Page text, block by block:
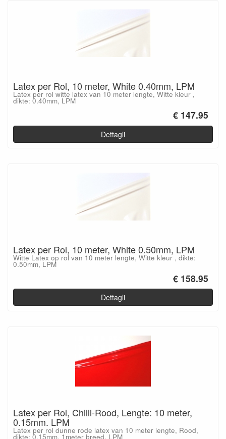
Latex per Rol, 10 meter, White 0.40mm, LPM
Latex per rol witte latex van 10 meter lengte, Witte kleur ,
dikte: 0.40mm, LPM
€ 147.95
Dettagli
Latex per Rol, 10 meter, White 0.50mm, LPM
Witte Latex op rol van 10 meter lengte, Witte kleur , dikte:
0.50mm, LPM
€ 158.95
Dettagli
Latex per Rol, Chilli-Rood, Lengte: 10 meter,
0.15mm. LPM
Latex per rol dunne rode latex van 10 meter lengte, Rood,
dikte: 0.15mm, 1meter breed, LPM